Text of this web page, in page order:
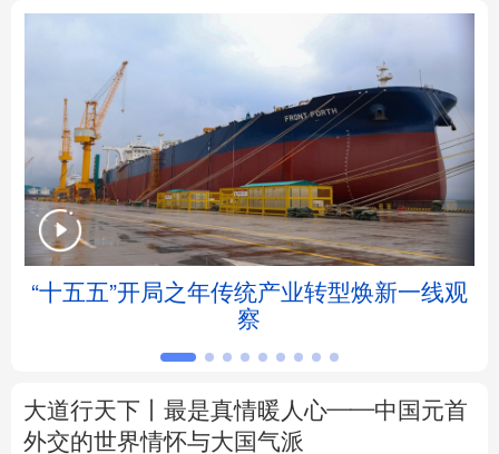
地方频道
北京 天津 河北 山西
辽宁 吉林 上海 江苏
浙江 安徽 福建 江西
四川 贵州 云南
“十五五”开局之年传统产业转型焕新一线观
察
大道行天下丨最是真情暖人心——中国元首
外交的世界情怀与大国气派